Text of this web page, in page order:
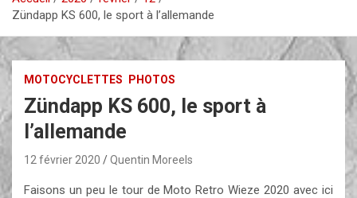
Zündapp KS 600, le sport à l’allemande
MOTOCYCLETTES PHOTOS
Zündapp KS 600, le sport à
l’allemande
12 février 2020 Quentin Moreels
Faisons un peu le tour de Moto Retro Wieze 2020 avec ici